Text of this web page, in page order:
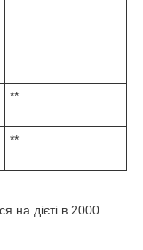
**
**
на дієті в 2000